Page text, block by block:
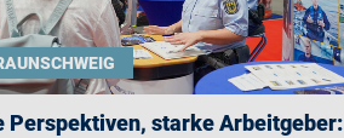
Perspektiven, starke Arbeitgeber: